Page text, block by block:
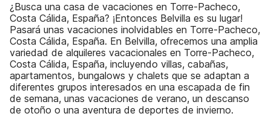
¿Busca una casa de vacaciones en Torre-Pacheco,
Costa Cálida, España? ¡Entonces Belvilla es su lugar!
Pasará unas vacaciones inolvidables en Torre-Pacheco,
Costa Cálida, España. En Belvilla, ofrecemos una amplia
variedad de alquileres vacacionales en Torre-Pacheco,
Costa Cálida, España, incluyendo villas, cabañas,
apartamentos, bungalows y chalets que se adaptan a
diferentes grupos interesados en una escapada de fin
de semana, unas vacaciones de verano, un descanso
de otoño o una aventura de deportes de invierno.